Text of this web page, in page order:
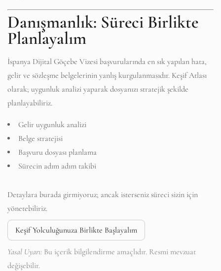
Danışmanlık: Süreci Birlikte
Planlayalım
İspanya Dijital Göçebe Vizesi başvurularında en sık yapılan hata,
gelir ve sözleşme belgelerinin yanlış kurgulanmasıdır. Keşif Atlası
olarak; uygunluk analizi yaparak dosyanızı stratejik şekilde
planlayabiliriz.
Gelir uygunluk analizi
Belge stratejisi
Başvuru dosyası planlama
Sürecin adım adım takibi
Detaylara burada girmiyoruz; ancak isterseniz süreci sizin için
yönetebiliriz.
Keşif Yolculuğunuza Birlikte Başlayalım
Yasal Uyarı: Bu içerik bilgilendirme amaçlıdır. Resmi mevzuat
değişebilir.